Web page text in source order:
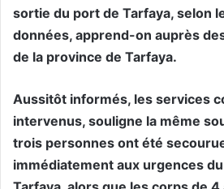
sortie du port de Tarfaya, selon
données, apprend-on auprès
de la province de Tarfaya.
Aussitôt informés, les services
intervenus, souligne la même
trois personnes ont été
immédiatement aux urgences